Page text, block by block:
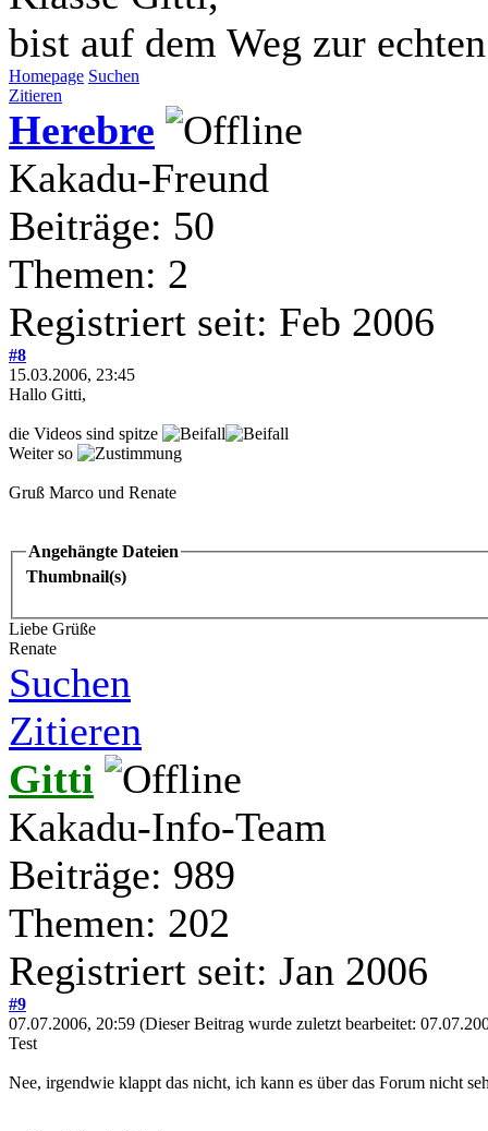
bist auf dem Weg zur
Homepage Suchen
Zitieren
Herebre
Kakadu-Freund
Beiträge: 50
Themen: 2
Registriert seit: Feb 2006
#8
15.03.2006, 23:45
Hallo Gitti,
die Videos sind spitze
Weiter so
Gruß Marco und Renate
Angehängte Dateien
Thumbnail(s)
Liebe Grüße
Renate
Suchen
Zitieren
Gitti
Kakadu-Info-Team
Beiträge: 989
Themen: 202
Registriert seit: Jan 2006
#9
07.07.2006, 20:59 (Dieser Beitrag wurde zuletzt bearbeitet:
Test
Nee, irgendwie klappt das nicht, ich kann es über das Forum nicht